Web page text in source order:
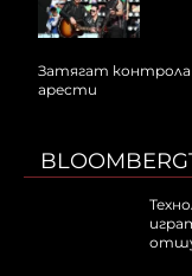
Затягат контрола
арести